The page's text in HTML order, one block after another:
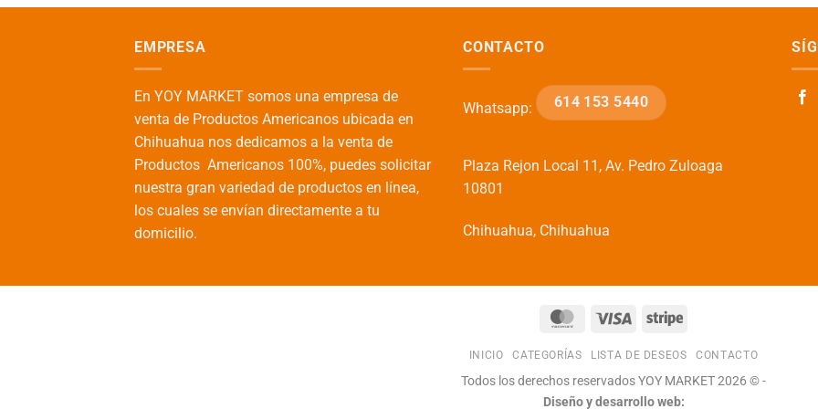
EMPRESA
En YOY MARKET somos una empresa de
venta de Productos Americanos ubicada en
Chihuahua nos dedicamos a la venta de
Productos Americanos 100%, puedes solicitar
nuestra gran variedad de productos en línea,
los cuales se envían directamente a tu
domicilio.
CONTACTO
Whatsapp: 614 153 5440
Plaza Rejon Local 11, Av. Pedro Zuloaga
10801
Chihuahua, Chihuahua
MasterCard
Visa Stripe
INICIO CATEGORÍAS LISTA DE DESEOS CONTACTO
Todos los derechos reservados YOY MARKET 2026 © -
Diseño y desarrollo web: